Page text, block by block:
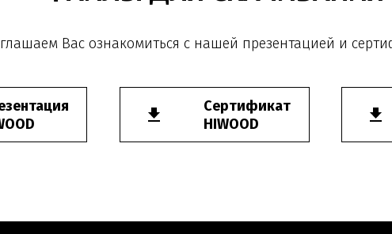
Сертификат
HIWOOD
Вас ознакомиться с нашей презентацией и